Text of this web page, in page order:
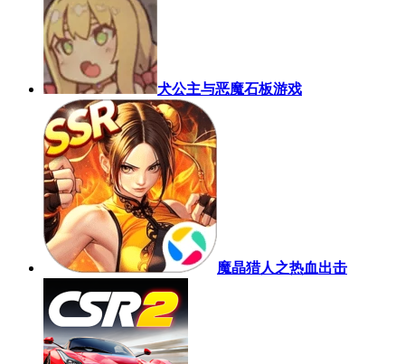
犬公主与恶魔石板游戏
魔晶猎人之热血出击